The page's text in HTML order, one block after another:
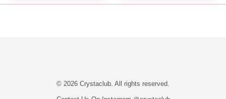
© 2026 Crystaclub. All rights reserved.